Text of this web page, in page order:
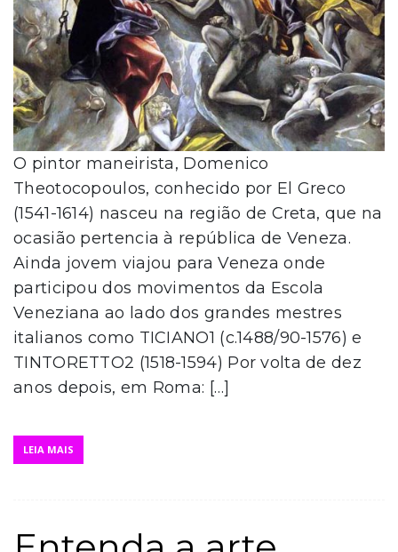
O pintor maneirista, Domenico
Theotocopoulos, conhecido por El Greco
(1541-1614) nasceu na região de Creta, que na
ocasião pertencia à república de Veneza.
Ainda jovem viajou para Veneza onde
participou dos movimentos da Escola
Veneziana ao lado dos grandes mestres
italianos como TICIANO1 (c.1488/90-1576) e
TINTORETTO2 (1518-1594) Por volta de dez
anos depois, em Roma: […]
LEIA MAIS